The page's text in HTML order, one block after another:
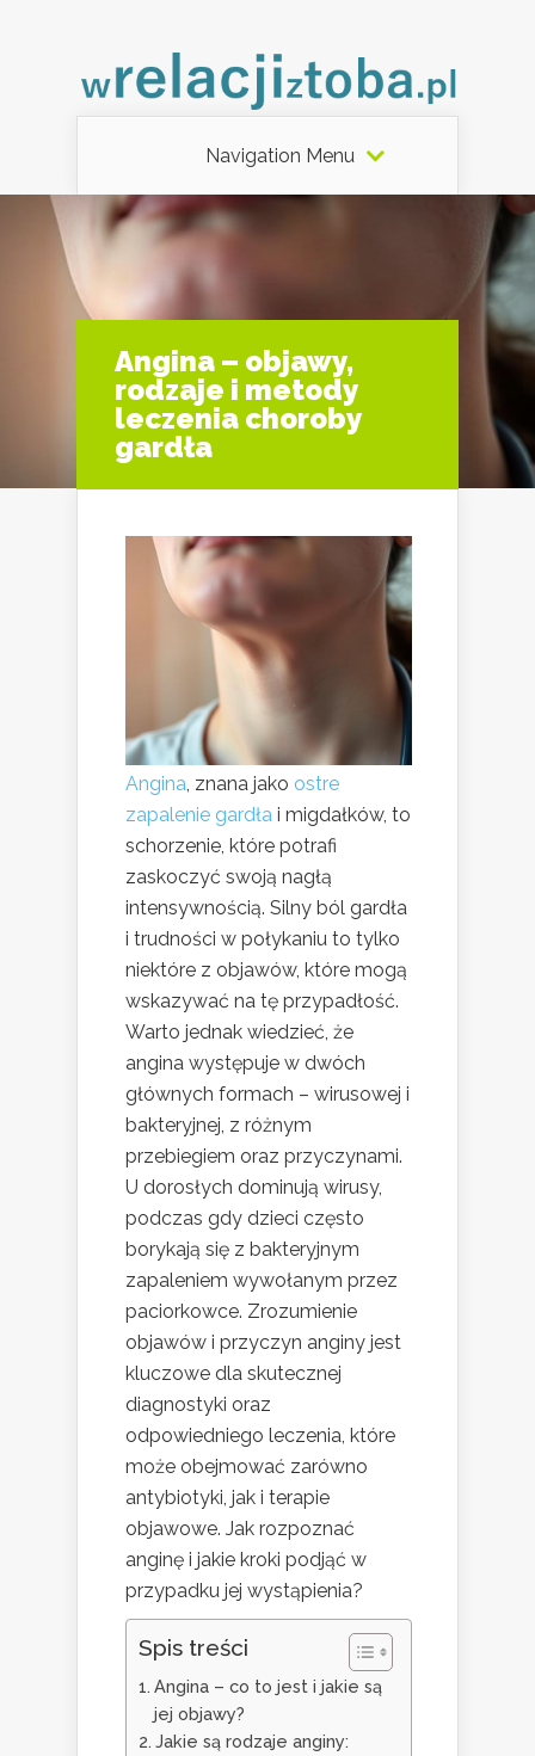
Navigation Menu
Angina – objawy,
rodzaje i metody
leczenia choroby
gardła
Angina , znana jako ostre
zapalenie gardła i migdałków, to
schorzenie, które potrafi
zaskoczyć swoją nagłą
intensywnością. Silny ból gardła
i trudności w połykaniu to tylko
niektóre z objawów, które mogą
wskazywać na tę przypadłość.
Warto jednak wiedzieć, że
angina występuje w dwóch
głównych formach – wirusowej i
bakteryjnej, z różnym
przebiegiem oraz przyczynami.
U dorosłych dominują wirusy,
podczas gdy dzieci często
borykają się z bakteryjnym
zapaleniem wywołanym przez
paciorkowce. Zrozumienie
objawów i przyczyn anginy jest
kluczowe dla skutecznej
diagnostyki oraz
odpowiedniego leczenia, które
może obejmować zarówno
antybiotyki, jak i terapie
objawowe. Jak rozpoznać
anginę i jakie kroki podjąć w
przypadku jej wystąpienia?
Spis treści
Angina – co to jest i jakie są
jej objawy?
Jakie są rodzaje anginy: